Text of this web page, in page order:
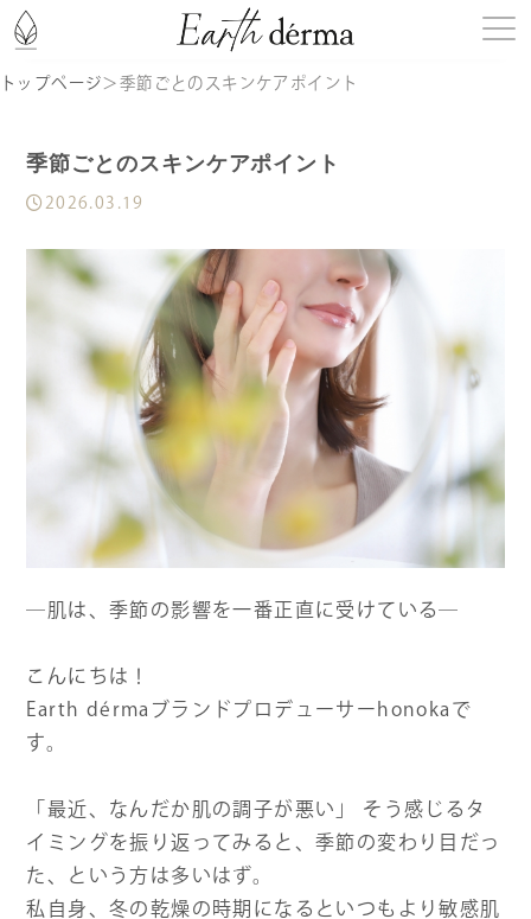
記事一覧
お知らせ
定期購入
ショッピングガイド
トップページ＞ 季節ごとのスキンケアポイント
季節ごとのスキンケアポイント
2026.03.19
―肌は、季節の影響を一番正直に受けている―
こんにちは！
Earth dérmaブランドプロデューサーhonokaで
す。
「最近、なんだか肌の調子が悪い」 そう感じるタ
イミングを振り返ってみると、季節の変わり目だっ
た、という方は多いはず。
私自身、冬の乾燥の時期になるといつもより敏感肌